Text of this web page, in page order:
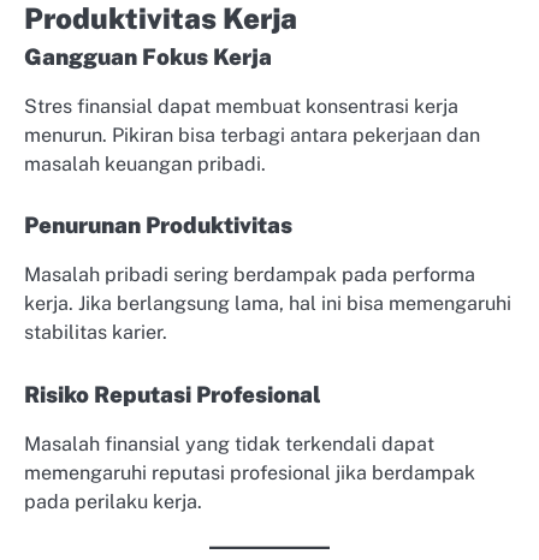
Produktivitas Kerja
Gangguan Fokus Kerja
Stres finansial dapat membuat konsentrasi kerja
menurun. Pikiran bisa terbagi antara pekerjaan dan
masalah keuangan pribadi.
Penurunan Produktivitas
Masalah pribadi sering berdampak pada performa
kerja. Jika berlangsung lama, hal ini bisa memengaruhi
stabilitas karier.
Risiko Reputasi Profesional
Masalah finansial yang tidak terkendali dapat
memengaruhi reputasi profesional jika berdampak
pada perilaku kerja.